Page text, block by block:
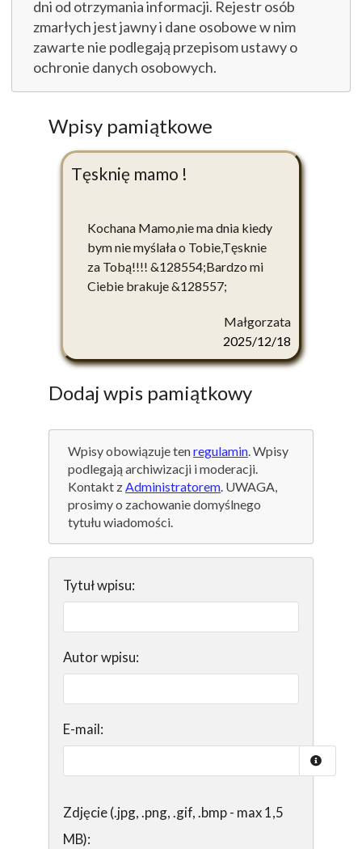
dni od otrzymania informacji. Rejestr osób
zmarłych jest jawny i dane osobowe w nim
zawarte nie podlegają przepisom ustawy o
ochronie danych osobowych.
Wpisy pamiątkowe
Tęsknię mamo !
Kochana Mamo,nie ma dnia kiedy
bym nie myślała o Tobie,Tęsknie
za Tobą!!!! &128554;Bardzo mi
Ciebie brakuje &128557;
Małgorzata
2025/12/18
Dodaj wpis pamiątkowy
Wpisy obowiązuje tenregulamin. Wpisy
podlegają archiwizacji i moderacji.
Kontakt zAdministratorem. UWAGA,
prosimy o zachowanie domyślnego
tytułu wiadomości.
Tytuł wpisu:
Autor wpisu:
E-mail:
Zdjęcie (.jpg, .png, .gif, .bmp - max 1,5
MB):